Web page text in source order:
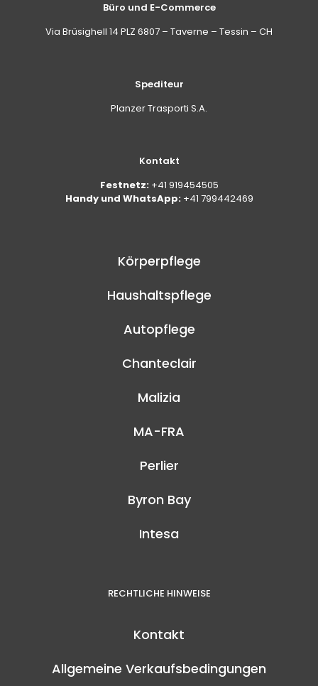
Büro und E-Commerce
Via Brüsighell 14 PLZ 6807 – Taverne – Tessin – CH
Spediteur
Planzer Trasporti S.A.
Kontakt
Festnetz: +41 919454505
Handy und WhatsApp: +41 799442469
Körperpflege
Haushaltspflege
Autopflege
Chanteclair
Malizia
MA-FRA
Perlier
Byron Bay
Intesa
RECHTLICHE HINWEISE
Kontakt
Allgemeine Verkaufsbedingungen